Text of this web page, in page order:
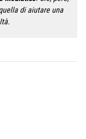
di aiutare una